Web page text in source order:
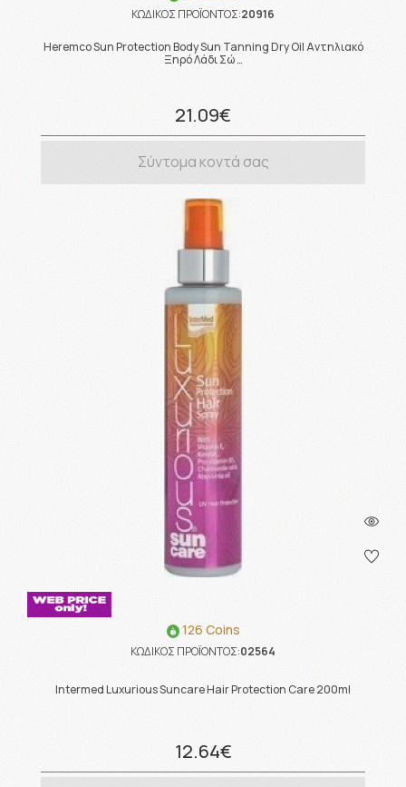
ΚΩΔΙΚΟΣ ΠΡΟΪΟΝΤΟΣ:20916
Heremco Sun Protection Body Sun Tanning Dry Oil Αντηλιακό
Ξηρό Λάδι Σώ …
21.09€
Σύντομα κοντά σας
126 Coins
ΚΩΔΙΚΟΣ ΠΡΟΪΟΝΤΟΣ:02564
Intermed Luxurious Suncare Hair Protection Care 200ml
12.64€